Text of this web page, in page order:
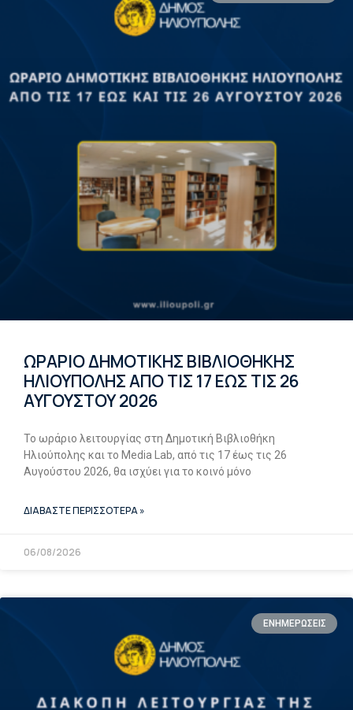
ΩΡΑΡΙΟ ΔΗΜΟΤΙΚΗΣ ΒΙΒΛΙΟΘΗΚΗΣ
ΗΛΙΟΥΠΟΛΗΣ ΑΠΟ ΤΙΣ 17 ΕΩΣ ΤΙΣ 26
ΑΥΓΟΥΣΤΟΥ 2026
Το ωράριο λειτουργίας στη Δημοτική Βιβλιοθήκη
Ηλιούπολης και το Media Lab, από τις 17 έως τις 26
Αυγούστου 2026, θα ισχύει για το κοινό μόνο
ΔΙΑΒΑΣΤΕ ΠΕΡΙΣΣΟΤΕΡΑ »
06/08/2026
ΕΝΗΜΕΡΩΣΕΙΣ